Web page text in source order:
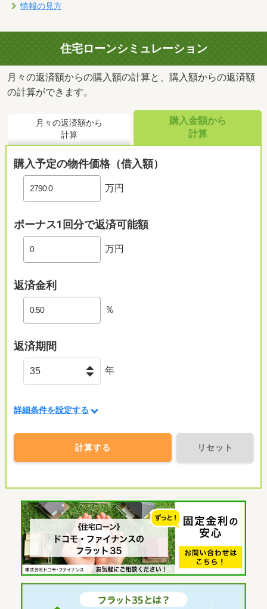
情報の見方
住宅ローンシミュレーション
月々の返済額からの購入額の計算と、購入額からの返済額
の計算ができます。
月々の返済額から
計算
購入金額から
計算
購入予定の物件価格（借入額）
万円
ボーナス1回分で返済可能額
万円
返済金利
％
返済期間
年
詳細条件を設定する
計算する リセット